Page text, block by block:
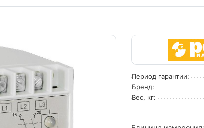
Период гарантии:
Бренд:
Вес, кг: